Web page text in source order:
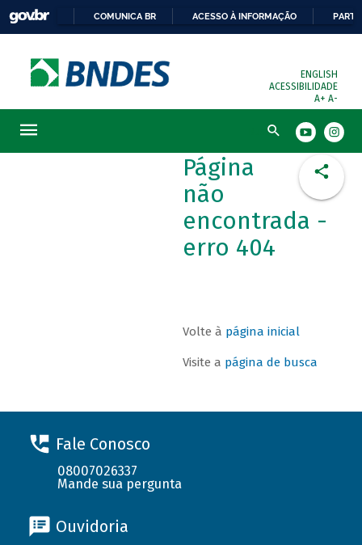
COMUNICA BR ACESSO À INFORMAÇÃO
ENGLISH
ACESSIBILIDADE
A+ A-
Busca
Página
não
encontrada -
erro 404
Volte à página inicial
Visite a página de busca
Fale Conosco
08007026337
Mande sua pergunta
Ouvidoria